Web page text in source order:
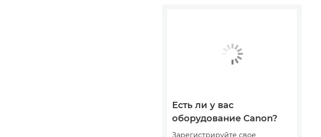
Есть ли у вас
оборудование Canon?
Зарегистрируйте свое